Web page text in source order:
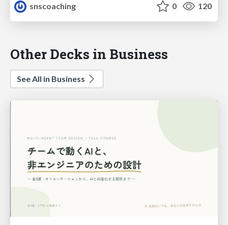
snscoaching
0 120
Other Decks in Business
See All in Business